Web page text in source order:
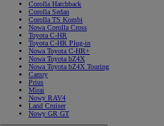
Corolla Hatchback
Corolla Sedan
Corolla TS Kombi
Nowa Corolla Cross
Toyota C-HR
Toyota C-HR Plug-in
Nowa Toyota C-HR+
Nowa Toyota bZ4X
Nowa Toyota bZ4X Touring
Camry
Prius
Mirai
Nowy RAV4
Land Cruiser
Nowy GR GT